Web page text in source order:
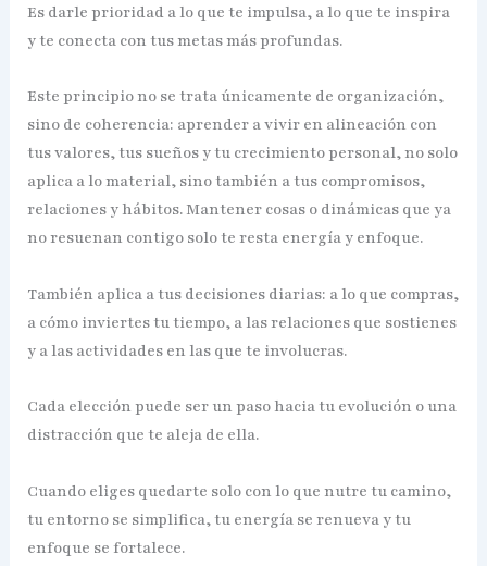
Es darle prioridad a lo que te impulsa, a lo que te inspira
y te conecta con tus metas más profundas.
Este principio no se trata únicamente de organización,
sino de coherencia: aprender a vivir en alineación con
tus valores, tus sueños y tu crecimiento personal, no solo
aplica a lo material, sino también a tus compromisos,
relaciones y hábitos. Mantener cosas o dinámicas que ya
no resuenan contigo solo te resta energía y enfoque.
También aplica a tus decisiones diarias: a lo que compras,
a cómo inviertes tu tiempo, a las relaciones que sostienes
y a las actividades en las que te involucras.
Cada elección puede ser un paso hacia tu evolución o una
distracción que te aleja de ella.
Cuando eliges quedarte solo con lo que nutre tu camino,
tu entorno se simplifica, tu energía se renueva y tu
enfoque se fortalece.